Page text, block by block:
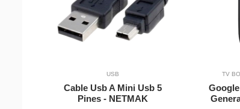
Agregar a Carrito
USB
Cable Usb A Mini Usb 5
Pines - NETMAK
TV